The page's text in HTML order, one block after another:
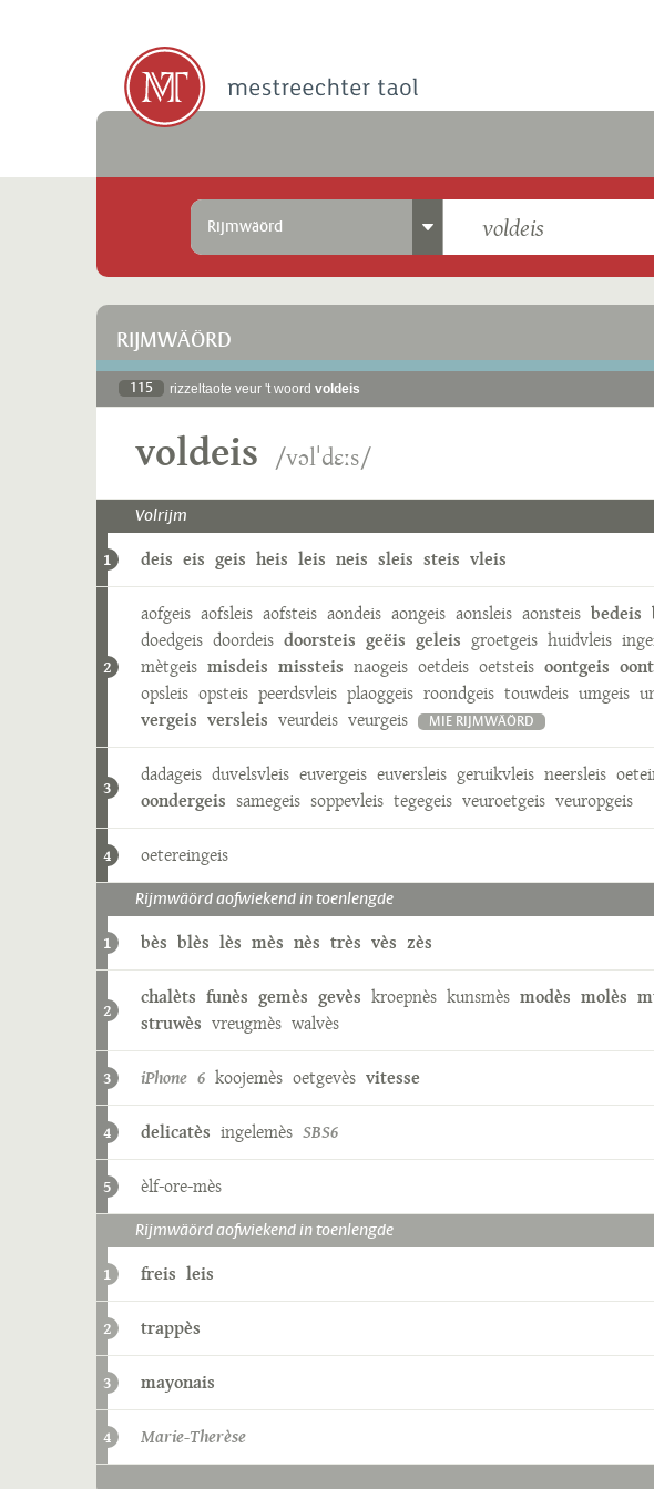
Rijmwäörd
RIJMWÄÖRD
115 rizzeltaote veur 't woord voldeis
voldeis /vɔlˈdɛːs/
Volrijm
1 deis eis geis heis leis neis sleis steis vleis
2
aofgeis aofsleis aofsteis aondeis aongeis aonsleis aonsteis bedeis
doedgeis doordeis doorsteis geëis geleis groetgeis huidvleis
mètgeis misdeis missteis naogeis oetdeis oetsteis oontgeis
opsleis opsteis peerdsvleis plaoggeis roondgeis touwdeis umgeis
vergeis versleis veurdeis veurgeis MIE RIJMWÄÖRD
3
dadageis duvelsvleis euvergeis euversleis geruikvleis neersleis
oondergeis samegeis soppevleis tegegeis veuroetgeis veuropgeis
4 oetereingeis
Rijmwäörd aofwiekend in toenlengde
1 bès blès lès mès nès très vès zès
2
chalèts funès gemès gevès kroepnès kunsmès modès molès
struwès vreugmès walvès
3 iPhone 6 koojemès oetgevès vitesse
4 delicatès ingelemès SBS6
5 èlf-ore-mès
Rijmwäörd aofwiekend in toenlengde
1 freis leis
2 trappès
3 mayonais
4 Marie-Therèse